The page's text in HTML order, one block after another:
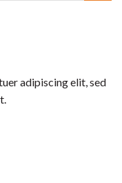
adipiscing elit, sed